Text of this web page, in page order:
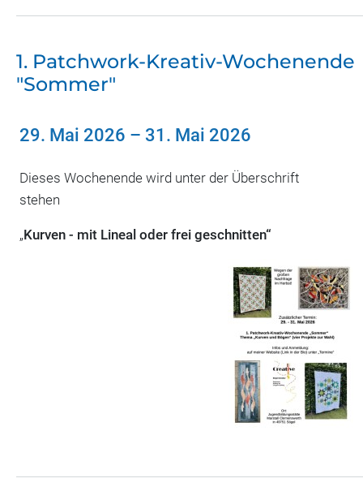
1. Patchwork-Kreativ-Wochenende
"Sommer"
29. Mai 2026 – 31. Mai 2026
Dieses Wochenende wird unter der Überschrift
stehen
„Kurven - mit Lineal oder frei geschnitten“